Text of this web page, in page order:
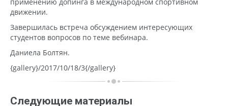
движении.
Завершилась встреча обсуждением интересующих
студентов вопросов по теме вебинара.
Даниела Болтян.
{gallery}/2017/10/18/3{/gallery}
Следующие материалы